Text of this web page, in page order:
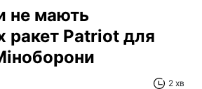
не мають
ракет Patriot для
2 хв